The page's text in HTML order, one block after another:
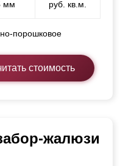
мм
руб. кв.м.
порошковое
стоимость
жалюзи